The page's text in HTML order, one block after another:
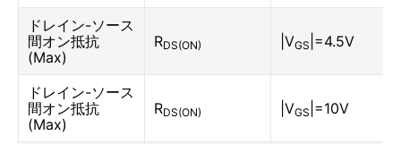
ドレイン-ソース
間オン抵抗
(Max)
RDS(ON) |VGS |=4.5V
ドレイン-ソース
間オン抵抗
(Max)
RDS(ON) |VGS |=10V